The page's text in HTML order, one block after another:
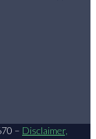
– Disclaimer,